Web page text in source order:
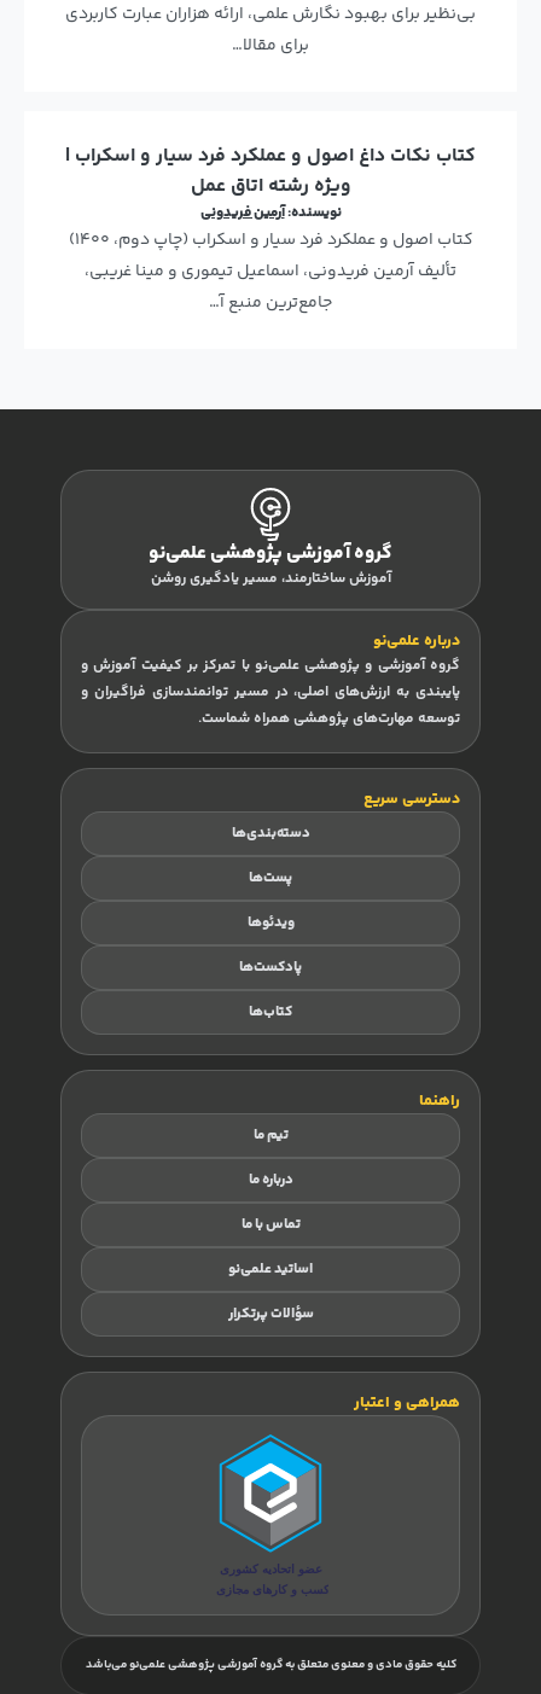
بی‌نظیر برای بهبود نگارش علمی، ارائه هزاران عبارت کاربردی
برای مقالا…
کتاب نکات داغ اصول و عملکرد فرد سیار و اسکراب |
ویژه رشته اتاق عمل
نویسنده:آرمین فریدونی
کتاب اصول و عملکرد فرد سیار و اسکراب (چاپ دوم، 1400)
تألیف آرمین فریدونی، اسماعیل تیموری و مینا غریبی،
جامع‌ترین منبع آ…
گروه آموزشی پژوهشی علمی‌نو
آموزش ساختارمند، مسیر یادگیری روشن
درباره علمی‌نو
گروه آموزشی و پژوهشی علمی‌نو با تمرکز بر کیفیت آموزش و
پایبندی به ارزش‌های اصلی، در مسیر توانمندسازی فراگیران و
توسعه مهارت‌های پژوهشی همراه شماست.
دسترسی سریع
دسته‌بندی‌ها
پست‌ها
ویدئوها
پادکست‌ها
کتاب‌ها
راهنما
تیم ما
درباره ما
تماس با ما
اساتید علمی‌نو
سؤالات پرتکرار
همراهی و اعتبار
کلیه حقوق مادی و معنوی متعلق به گروه آموزشی پژوهشی علمی‌نو می‌باشد